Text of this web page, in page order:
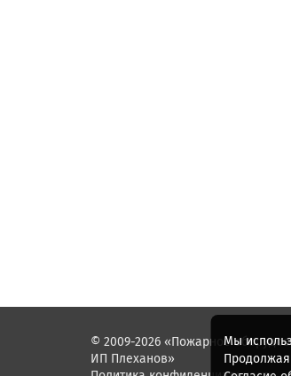
© 2009-2026 «Пожарное
ИП Плеханов»
Мы
Продолжая